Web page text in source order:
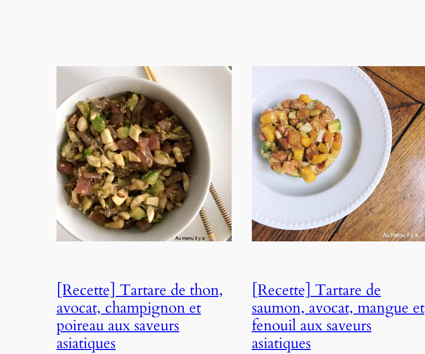
[Recette] Tartare de thon,
avocat, champignon et
poireau aux saveurs
asiatiques
[Recette] Tartare de
saumon, avocat, mangue et
fenouil aux saveurs
asiatiques